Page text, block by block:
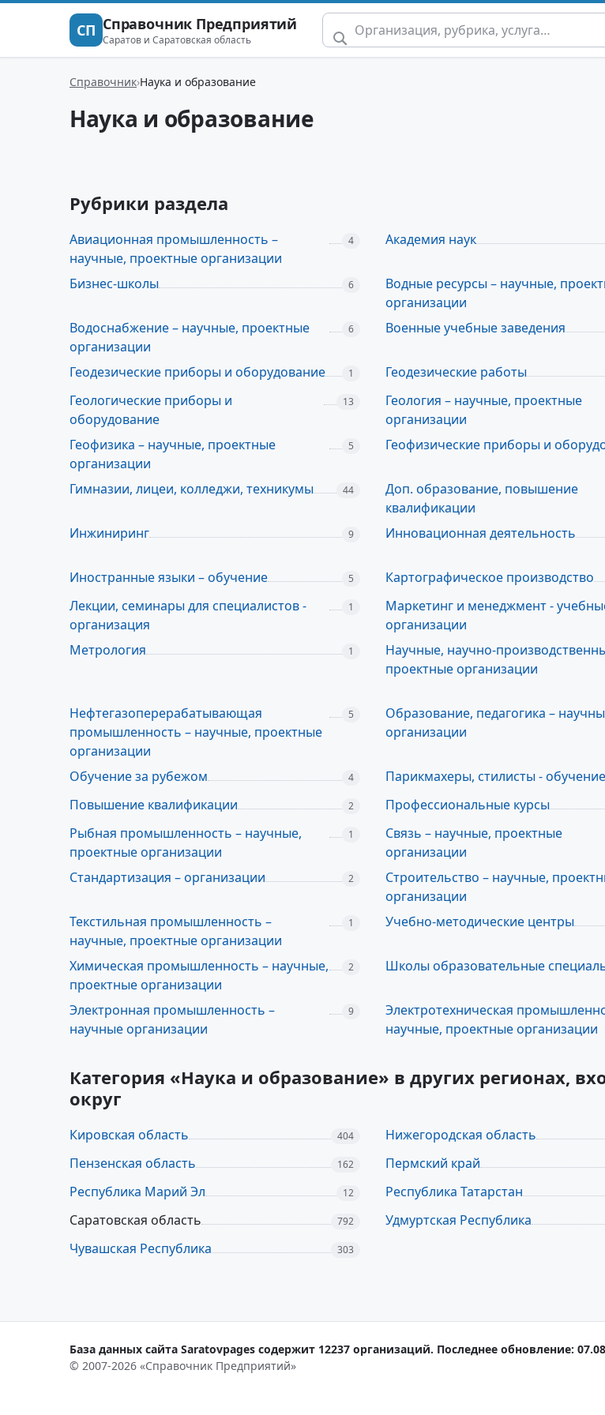
СП Справочник Предприятий
Саратов и Саратовская область
Справочник Наука и образование
Наука и образование
Рубрики раздела
Авиационная промышленность –
научные, проектные организации
4 Академия наук
Бизнес-школы 6
Водные ресурсы – научные,
организации
Водоснабжение – научные, проектные
организации
6 Военные учебные заведения
Геодезические приборы и оборудование 1 Геодезические работы
Геологические приборы и
оборудование
13
Геология – научные, проектные
организации
Геофизика – научные, проектные
организации
5 Геофизические приборы и
Гимназии, лицеи, колледжи, техникумы 44
Доп. образование, повышение
квалификации
Инжиниринг 9 Инновационная деятельность
Иностранные языки – обучение 5 Картографическое производство
Лекции, семинары для специалистов -
организация
1
Маркетинг и менеджмент -
организации
Метрология 1
Научные, научно-
проектные организации
Нефтегазоперерабатывающая
промышленность – научные, проектные
организации
5
Образование, педагогика –
организации
Обучение за рубежом 4 Парикмахеры, стилисты - обучение
Повышение квалификации 2 Профессиональные курсы
Рыбная промышленность – научные,
проектные организации
1
Связь – научные, проектные
организации
Стандартизация – организации 2
Строительство – научные,
организации
Текстильная промышленность –
научные, проектные организации
1 Учебно-методические центры
Химическая промышленность – научные,
проектные организации
2 Школы образовательные
Электронная промышленность –
научные организации
9
Электротехническая
научные, проектные организации
Категория «Наука и образование» в других регионах,
округ
Кировская область 404 Нижегородская область
Пензенская область 162 Пермский край
Республика Марий Эл 12 Республика Татарстан
Саратовская область 792 Удмуртская Республика
Чувашская Республика 303
База данных сайта Saratovpages содержит 12237 организаций. Последнее обновление:
© 2007-2026 «Справочник Предприятий»